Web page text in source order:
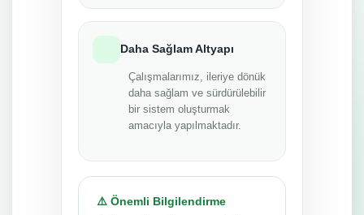
Daha Sağlam Altyapı
Çalışmalarımız, ileriye dönük
daha sağlam ve sürdürülebilir
bir sistem oluşturmak
amacıyla yapılmaktadır.
⚠️ Önemli Bilgilendirme